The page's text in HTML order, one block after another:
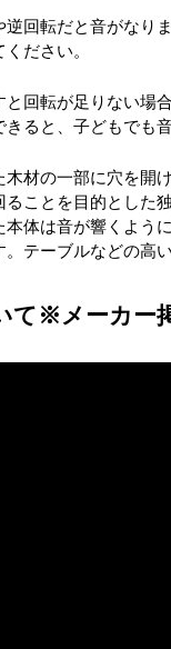
回転だと音がなり
ださい。
回転が足りない場
ると、子どもでも
木材の一部に穴を開
ることを目的とした
体は音が響くよう
テーブルなどの高
て※メーカー